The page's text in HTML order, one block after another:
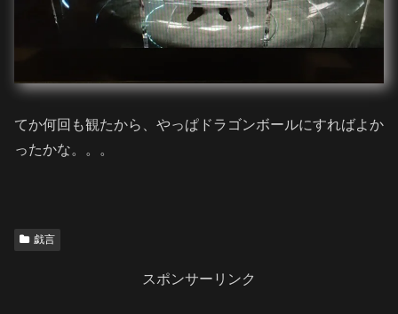
てか何回も観たから、やっぱドラゴンボールにすればよか
ったかな。。。
戯言
スポンサーリンク